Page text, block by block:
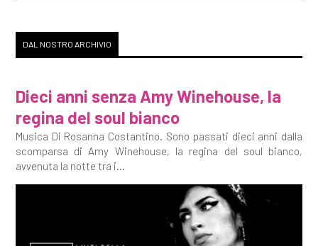
DAL NOSTRO ARCHIVIO
Dieci anni senza Amy Winehouse, la
regina del soul bianco
Musica Di Rosanna Costantino. Sono passati dieci anni dalla
scomparsa di Amy Winehouse, la regina del soul bianco,
avvenuta la notte tra i...